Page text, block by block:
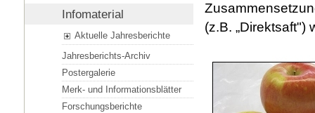
Infomaterial
Aktuelle Jahresberichte
Jahresberichts-Archiv
Postergalerie
Merk- und Informationsblätter
Forschungsberichte
(z.B. „Direktsaft")